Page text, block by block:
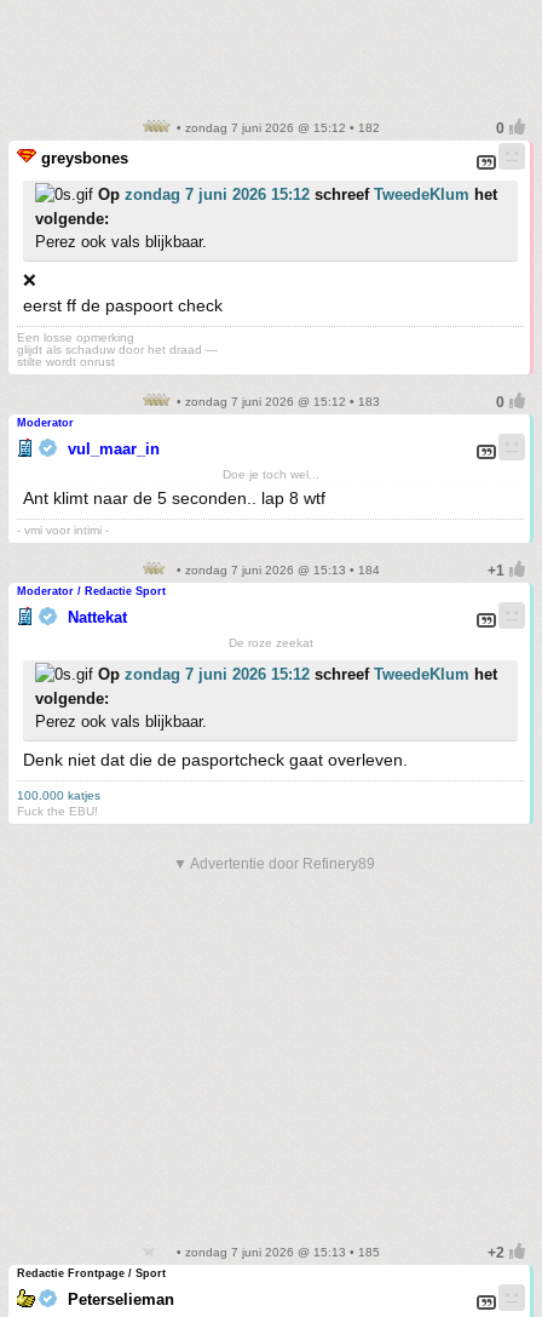
• zondag 7 juni 2026 @ 15:12 • 182
greysbones
Op zondag 7 juni 2026 15:12 schreef TweedeKlum het
volgende:
Perez ook vals blijkbaar.
❌
eerst ff de paspoort check
Een losse opmerking
glijdt als schaduw door het draad —
stilte wordt onrust
• zondag 7 juni 2026 @ 15:12 • 183
Moderator
vul_maar_in
Doe je toch wel...
Ant klimt naar de 5 seconden.. lap 8 wtf
- vmi voor intimi -
• zondag 7 juni 2026 @ 15:13 • 184
Moderator / Redactie Sport
Nattekat
De roze zeekat
Op zondag 7 juni 2026 15:12 schreef TweedeKlum het
volgende:
Perez ook vals blijkbaar.
Denk niet dat die de pasportcheck gaat overleven.
100.000 katjes
Fuck the EBU!
▼ Advertentie door Refinery89
• zondag 7 juni 2026 @ 15:13 • 185
Redactie Frontpage / Sport
Peterselieman